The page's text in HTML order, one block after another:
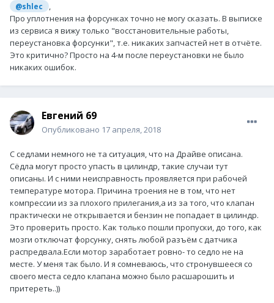
@shlec
,
Про уплотнения на форсунках точно не могу сказать. В выписке
из сервиса я вижу только "восстановительные работы,
переустановка форсунки", т.е. никаких запчастей нет в отчёте.
Это критично? Просто на 4-м после переустановки не было
никаких ошибок.
Евгений 69
Опубликовано 17 апреля, 2018
С седлами немного не та ситуация, что на Драйве описана.
Сёдла могут просто упасть в цилиндр, такие случаи тут
описаны. И с ними неисправность проявляется при рабочей
температуре мотора. Причина троения не в том, что нет
компрессии из за плохого прилегания,а из за того, что клапан
практически не открывается и бензин не попадает в цилиндр.
Это проверить просто. Как только пошли пропуски, до того, как
мозги отключат форсунку, снять любой разъём с датчика
распредвала.Если мотор заработает ровно- то седло не на
месте. У меня так было. И я сомневаюсь, что стронувшееся со
своего места седло клапана можно было расшарошить и
притереть..))